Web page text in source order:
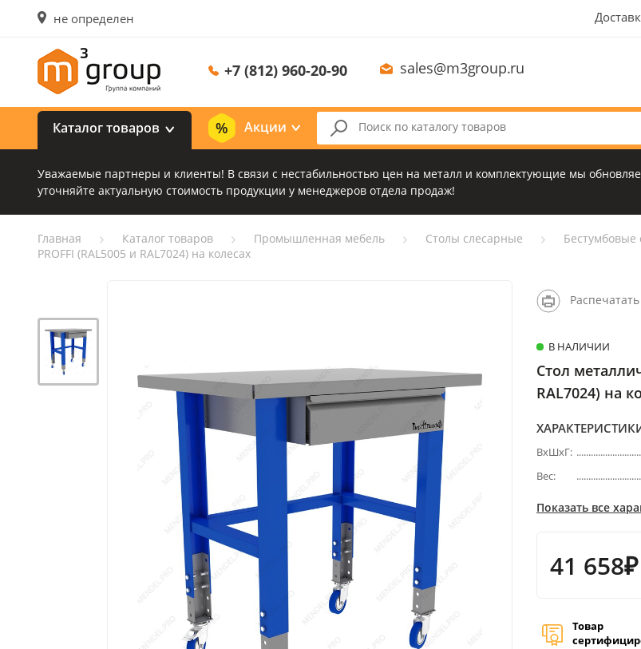
не определен
+7 (812) 960-20-90 sales@m3group.ru
Каталог товаров Акции
Уважаемые партнеры и клиенты! В связи с нестабильностью цен на металл и комплектующие мы
уточняйте актуальную стоимость продукции у менеджеров отдела продаж!
Главная Каталог товаров Промышленная мебель Столы слесарные Бестумбовые
PROFFI (RAL5005 и RAL7024) на колесах
Распечатать
В НАЛИЧИИ
Стол
RAL7024) на
ВхШхГ:
Вес:
Показать все
41 658₽
Товар